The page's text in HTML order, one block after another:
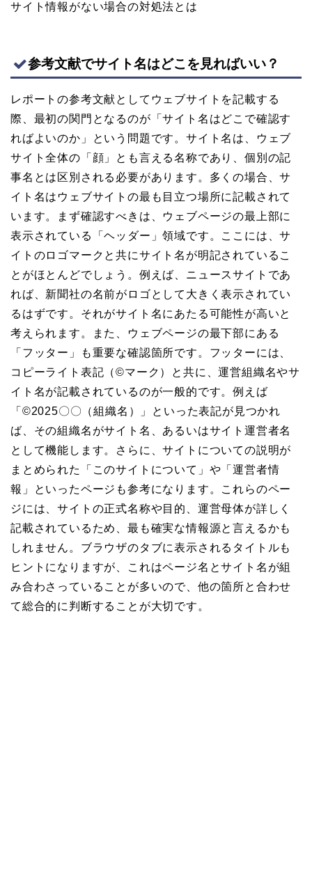
サイト情報がない場合の対処法とは
参考文献でサイト名はどこを見ればいい？
レポートの参考文献としてウェブサイトを記載する
際、最初の関門となるのが「サイト名はどこで確認す
ればよいのか」という問題です。サイト名は、ウェブ
サイト全体の「顔」とも言える名称であり、個別の記
事名とは区別される必要があります。多くの場合、サ
イト名はウェブサイトの最も目立つ場所に記載されて
います。まず確認すべきは、ウェブページの最上部に
表示されている「ヘッダー」領域です。ここには、サ
イトのロゴマークと共にサイト名が明記されているこ
とがほとんどでしょう。例えば、ニュースサイトであ
れば、新聞社の名前がロゴとして大きく表示されてい
るはずです。それがサイト名にあたる可能性が高いと
考えられます。また、ウェブページの最下部にある
「フッター」も重要な確認箇所です。フッターには、
コピーライト表記（©️マーク）と共に、運営組織名やサ
イト名が記載されているのが一般的です。例えば
「©2025〇〇（組織名）」といった表記が見つかれ
ば、その組織名がサイト名、あるいはサイト運営者名
として機能します。さらに、サイトについての説明が
まとめられた「このサイトについて」や「運営者情
報」といったページも参考になります。これらのペー
ジには、サイトの正式名称や目的、運営母体が詳しく
記載されているため、最も確実な情報源と言えるかも
しれません。ブラウザのタブに表示されるタイトルも
ヒントになりますが、これはページ名とサイト名が組
み合わさっていることが多いので、他の箇所と合わせ
て総合的に判断することが大切です。